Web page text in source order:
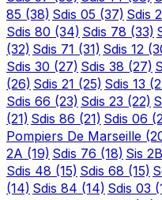
85 (38) Sdis 05 (37) Sdis
Sdis 80 (34) Sdis 78 (33)
(32) Sdis 71 (31) Sdis 12
Sdis 30 (27) Sdis 38 (27)
(26) Sdis 21 (25) Sdis 13
Sdis 66 (23) Sdis 23 (22)
(21) Sdis 86 (21) Sdis 06
Pompiers De Marseille
2A (19) Sdis 76 (18) Sis 2B
Sdis 48 (15) Sdis 68 (15)
(14) Sdis 84 (14) Sdis 03